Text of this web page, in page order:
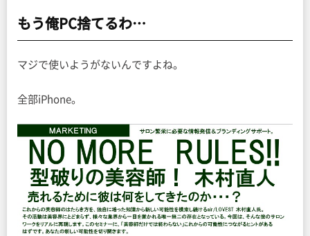
もう俺PC捨てるわ…
マジで使いようがないんですよね。
全部iPhone。